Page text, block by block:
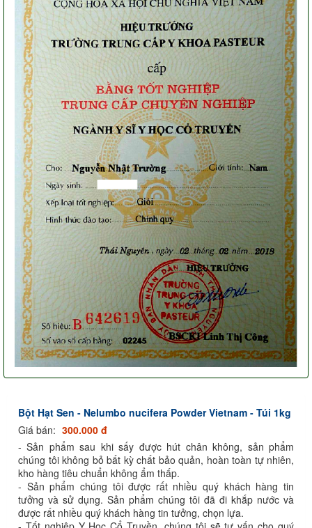
Bột Hạt Sen - Nelumbo nucifera Powder Vietnam - Túi 1kg
Giá bán: 300.000 đ
- Sản phẩm sau khi sấy được hút chân không, sản phẩm
chúng tôi không bỏ bất kỳ chất bảo quản, hoàn toàn tự nhiên,
kho hàng tiêu chuẩn không ẩm thấp.
- Sản phẩm chúng tôi được rất nhiều quý khách hàng tin
tưởng và sử dụng. Sản phẩm chúng tôi đã đi khắp nước và
được rất nhiều quý khách hàng tin tưởng, chọn lựa.